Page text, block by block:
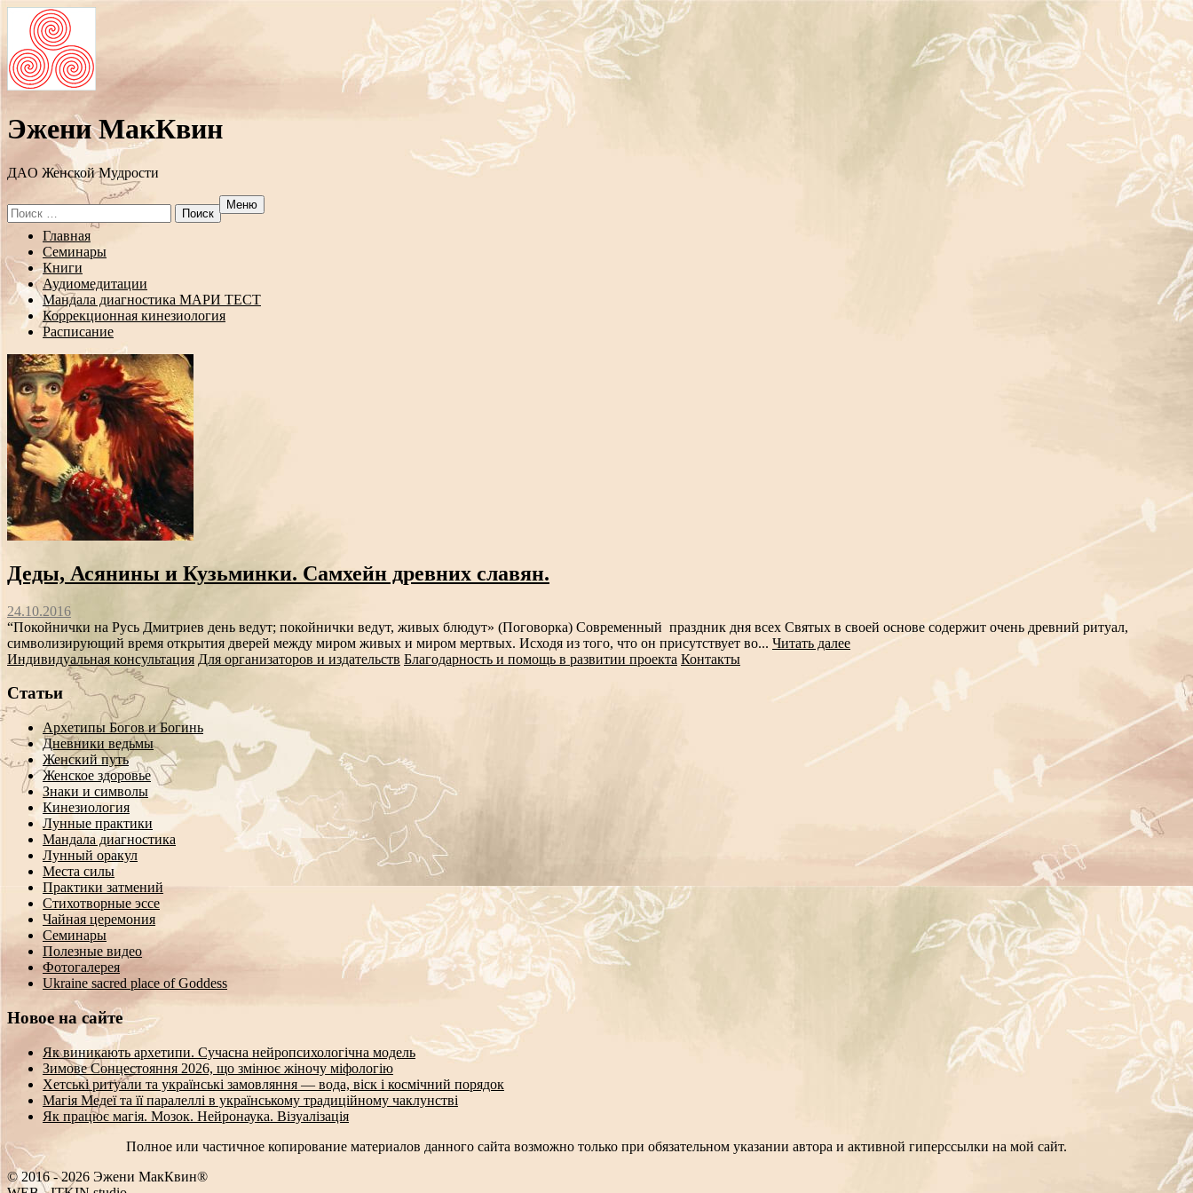
Эжени МакКвин
ДAO Женской Мудрости
Search
for:
Меню
Перейти
содержанию
Главная
Семинары
Книги
Аудиомедитации
Мандала диагностика МАРИ ТЕСТ
Коррекционная кинезиология
Расписание
Деды, Асянины и Кузьминки. Самхейн древних славян.
24.10.2016
“Покойнички на Русь Дмитриев день ведут; покойнички ведут, живых блюдут» (Поговорка) Современный праздник дня всех Святых в своей основе содержит очень древний ритуал,
символизирующий время открытия дверей между миром живых и миром мертвых. Исходя из того, что он присутствует во... Читать далее
Индивидуальная консультация Для организаторов и издательств Благодарность и помощь в развитии проекта Контакты
Статьи
Архетипы Богов и Богинь
Дневники ведьмы
Женский путь
Женское здоровье
Знаки и символы
Кинезиология
Лунные практики
Мандала диагностика
Лунный оракул
Места силы
Практики затмений
Стихотворные эссе
Чайная церемония
Семинары
Полезные видео
Фотогалерея
Ukraine sacred place of Goddess
Новое на сайте
Як виникають архетипи. Сучасна нейропсихологічна модель
Зимове Сонцестояння 2026, що змінює жіночу міфологію
Хетські ритуали та українські замовляння — вода, віск і космічний порядок
Магія Медеї та її паралеллі в українському традиційному чаклунстві
Як працює магія. Мозок. Нейронаука. Візуалізація
Полное или частичное копирование материалов данного сайта возможно только при обязательном указании автора и активной гиперссылки на мой сайт.
© 2016 - 2026 Эжени МакКвин®